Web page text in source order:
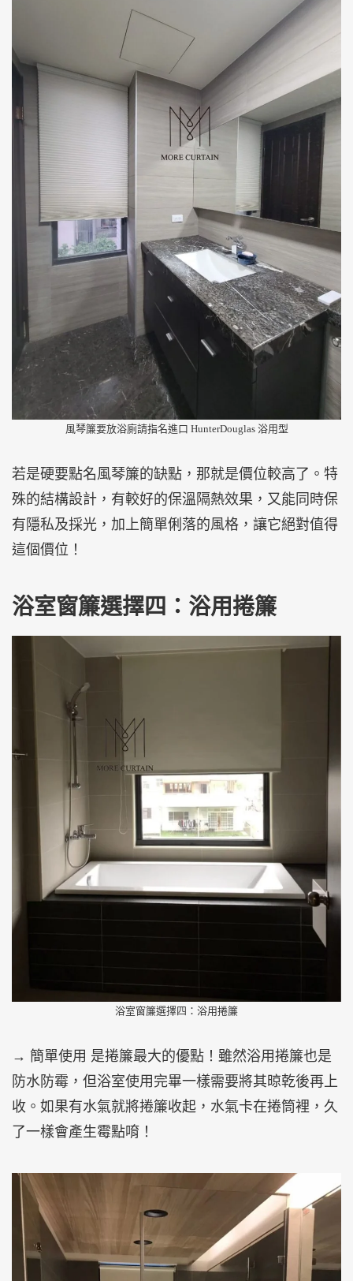
風琴簾要放浴廁請指名進口 HunterDouglas 浴用型
若是硬要點名風琴簾的缺點，那就是價位較高了。特
殊的結構設計，有較好的保溫隔熱效果，又能同時保
有隱私及採光，加上簡單俐落的風格，讓它絕對值得
這個價位！
浴室窗簾選擇四：浴用捲簾
浴室窗簾選擇四：浴用捲簾
→ 簡單使用 是捲簾最大的優點！雖然浴用捲簾也是
防水防霉，但浴室使用完畢一樣需要將其晾乾後再上
收。如果有水氣就將捲簾收起，水氣卡在捲筒裡，久
了一樣會產生霉點唷！